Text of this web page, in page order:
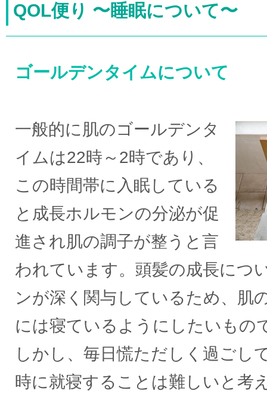
QOL便り 〜睡眠について〜
ゴールデンタイムについて
一般的に肌のゴールデンタ
イムは22時～2時であり、
この時間帯に入眠している
と成長ホルモンの分泌が促
進され肌の調子が整うと言
われています。頭髪の成長につ
ンが深く関与しているため、肌
には寝ているようにしたいもの
しかし、毎日慌ただしく過ごし
時に就寝することは難しいと考